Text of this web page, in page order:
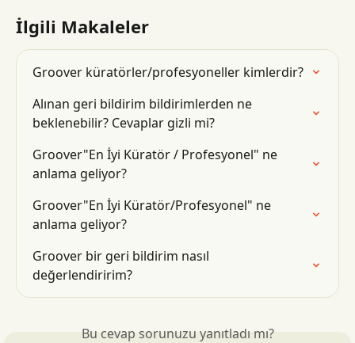
İlgili Makaleler
Groover küratörler/profesyoneller kimlerdir?
Alınan geri bildirim bildirimlerden ne
beklenebilir? Cevaplar gizli mi?
Groover"En İyi Küratör / Profesyonel" ne
anlama geliyor?
Groover"En İyi Küratör/Profesyonel" ne
anlama geliyor?
Groover bir geri bildirim nasıl
değerlendiririm?
Bu cevap sorunuzu yanıtladı mı?